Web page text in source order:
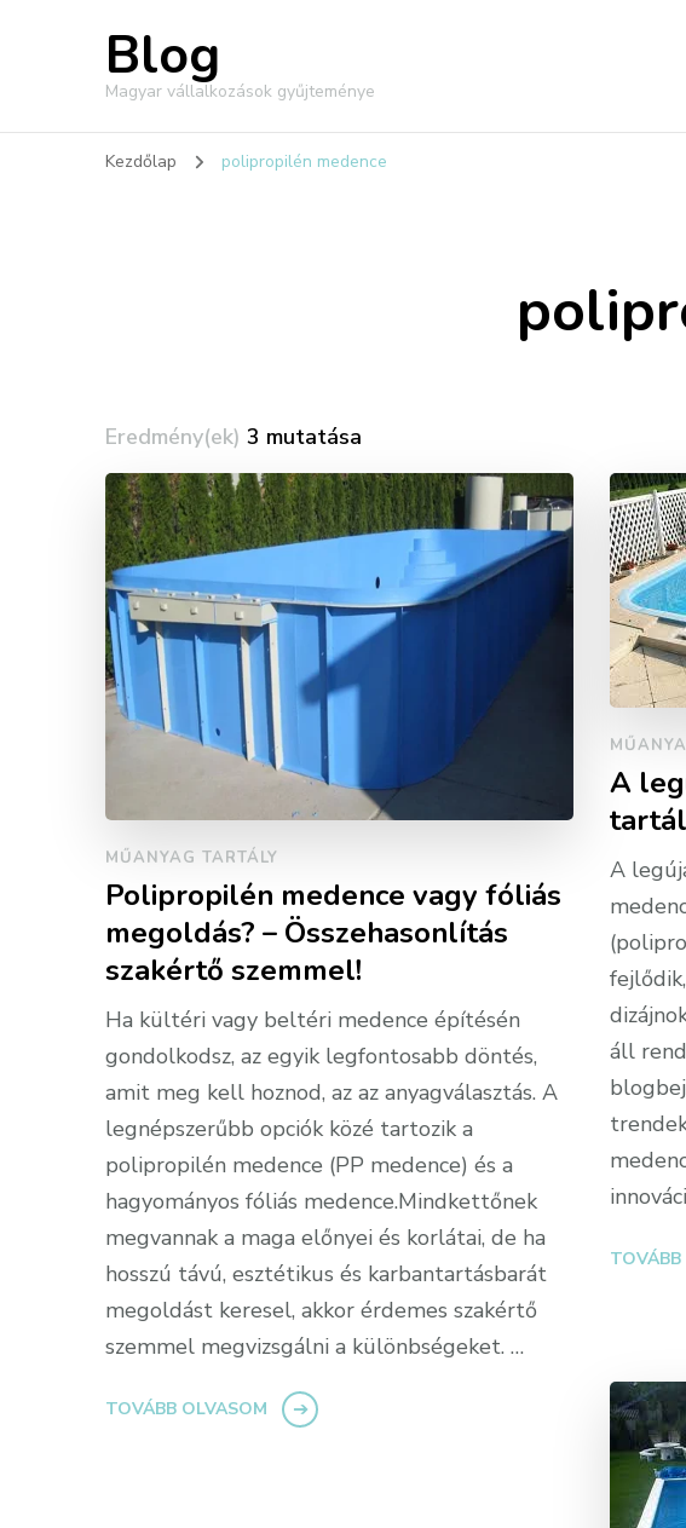
Blog
Magyar vállalkozások gyűjteménye
Kezdőlap polipropilén medence
Eredmény(ek) 3 mutatása
MŰANYAG TARTÁLY
Polipropilén medence vagy fóliás
megoldás? – Összehasonlítás
szakértő szemmel!
Ha kültéri vagy beltéri medence építésén
gondolkodsz, az egyik legfontosabb döntés,
amit meg kell hoznod, az az anyagválasztás. A
legnépszerűbb opciók közé tartozik a
polipropilén medence (PP medence) és a
hagyományos fóliás medence.Mindkettőnek
megvannak a maga előnyei és korlátai, de ha
hosszú távú, esztétikus és karbantartásbarát
megoldást keresel, akkor érdemes szakértő
szemmel megvizsgálni a különbségeket. …
TOVÁBB OLVASOM
A
A
áll
TOVÁBB